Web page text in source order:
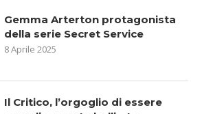
Gemma Arterton protagonista
della serie Secret Service
8 Aprile 2025
Il Critico, l’orgoglio di essere